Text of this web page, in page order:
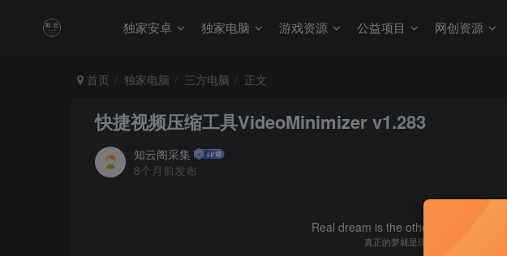
独家安卓 独家电脑 游戏资源 公益项目 网创资源
首页 独家电脑 三方电脑 正文
快捷视频压缩工具VideoMinimizer v1.283
知云阁采集
8个月前发布
Real dream is the other shore of reality.
真正的梦就是现实的彼岸